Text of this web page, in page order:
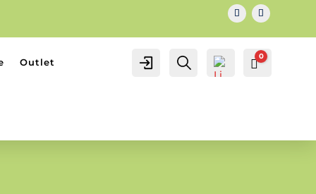
Outlet IL MIO
ACCOUNT
Cerca... Carrello
0